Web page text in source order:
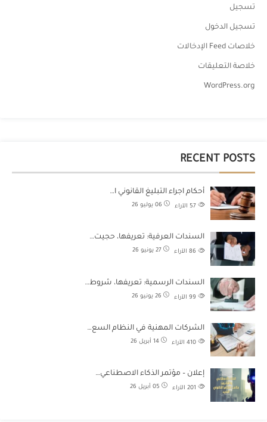
تسجيل
تسجيل الدخول
خلاصات Feed الإدخالات
خلاصة التعليقات
WordPress.org
RECENT POSTS
أحكام اجراء التبليغ القانوني ا…
06 يوليو 26 الآراء
السندات العرفية: تعريفها، حجيت…
27 يونيو 26 الآراء
السندات الرسمية: تعريفها، شروط…
26 يونيو 26 الآراء
الشركات المهنية في النظام السع…
14 أبريل 26 الآراء
إعلان – مؤتمر الذكاء الاصطناعي…
05 أبريل 26 الآراء